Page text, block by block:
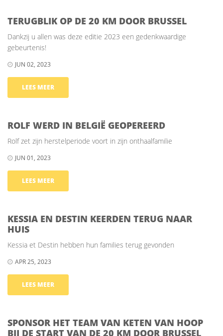
TERUGBLIK OP DE 20 KM DOOR BRUSSEL
Dankzij u allen was deze editie 2023 een gedenkwaardige
gebeurtenis!
JUN 02, 2023
LEES MEER
ROLF WERD IN BELGIË GEOPEREERD
Rolf zet zijn herstelperiode voort in zijn onthaalfamilie
JUN 01, 2023
LEES MEER
KESSIA EN DESTIN KEERDEN TERUG NAAR
HUIS
Kessia et Destin hebben hun families terug gevonden
APR 25, 2023
LEES MEER
SPONSOR HET TEAM VAN KETEN VAN HOOP
BIJ DE START VAN DE 20 KM DOOR BRUSSEL